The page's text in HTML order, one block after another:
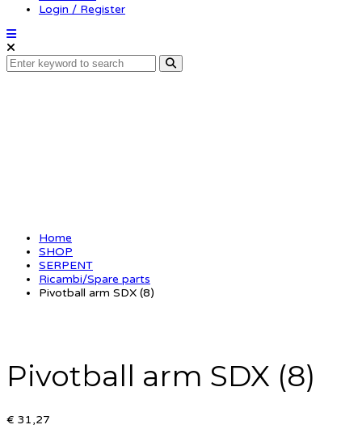
Login / Register
Home
SHOP
SERPENT
Ricambi/Spare parts
Pivotball arm SDX (8)
Pivotball arm SDX (8)
€ 31,27